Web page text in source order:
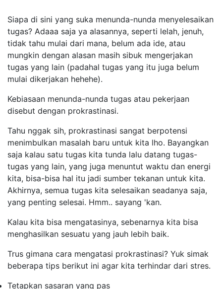
Siapa di sini yang suka menunda-nunda menyelesaikan
tugas? Adaaa saja ya alasannya, seperti lelah, jenuh,
tidak tahu mulai dari mana, belum ada ide, atau
mungkin dengan alasan masih sibuk mengerjakan
tugas yang lain (padahal tugas yang itu juga belum
mulai dikerjakan hehehe).
Kebiasaan menunda-nunda tugas atau pekerjaan
disebut dengan prokrastinasi.
Tahu nggak sih, prokrastinasi sangat berpotensi
menimbulkan masalah baru untuk kita lho. Bayangkan
saja kalau satu tugas kita tunda lalu datang tugas-
tugas yang lain, yang juga menuntut waktu dan energi
kita, bisa-bisa hal itu jadi sumber tekanan untuk kita.
Akhirnya, semua tugas kita selesaikan seadanya saja,
yang penting selesai. Hmm.. sayang 'kan.
Kalau kita bisa mengatasinya, sebenarnya kita bisa
menghasilkan sesuatu yang jauh lebih baik.
Trus gimana cara mengatasi prokrastinasi? Yuk simak
beberapa tips berikut ini agar kita terhindar dari stres.
Tetapkan sasaran yang pas